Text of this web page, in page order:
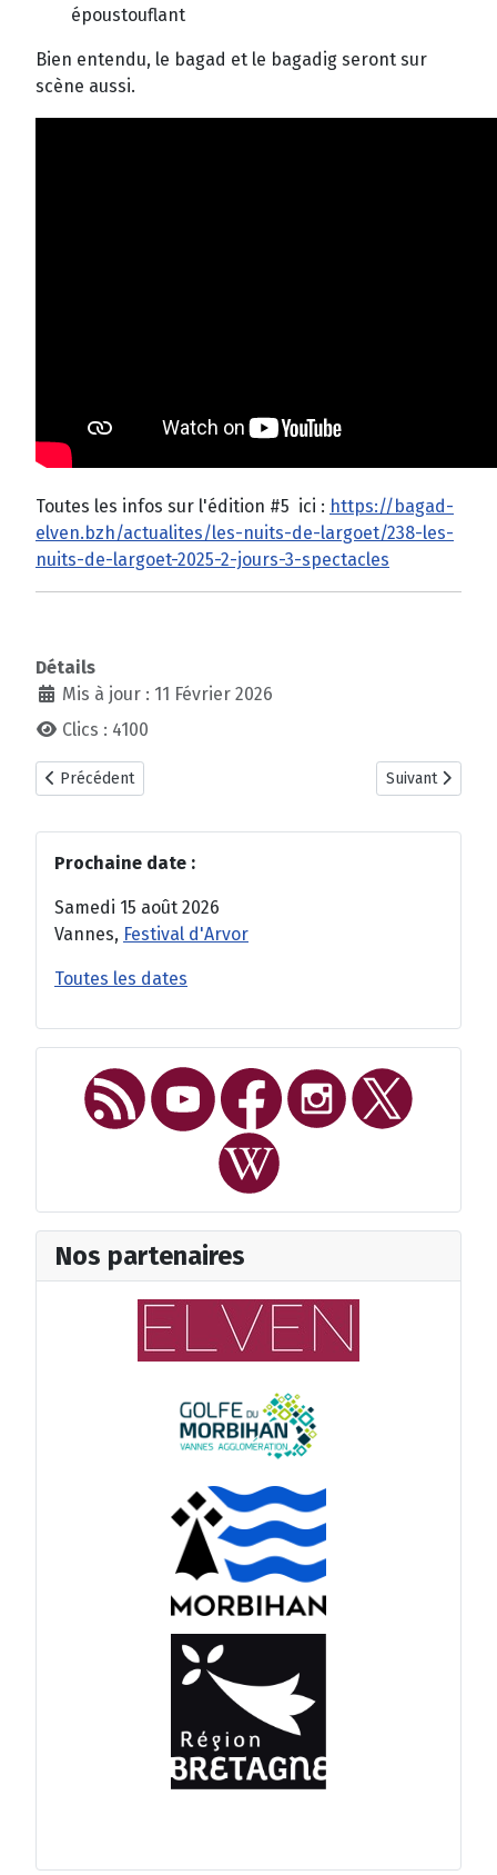
époustouflant
Bien entendu, le bagad et le bagadig seront sur
scène aussi.
Toutes les infos sur l'édition #5 ici : https://bagad-
elven.bzh/actualites/les-nuits-de-largoet/238-les-
nuits-de-largoet-2025-2-jours-3-spectacles
Détails
Mis à jour : 11 Février 2026
Clics : 4100
Article précédent : Les Nuits de Largoët 2025 : 2 jours, 3
Précédent Article suivant
Suivant
Prochaine date :
Samedi 15 août 2026
Vannes, Festival d'Arvor
Toutes les dates
Nos partenaires